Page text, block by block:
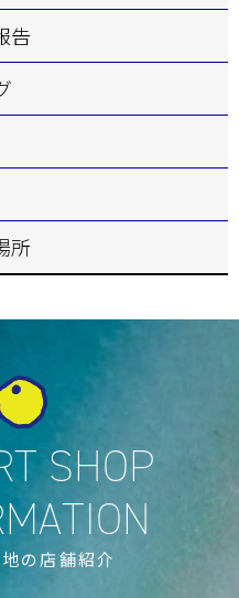
告
所
の店舗紹介